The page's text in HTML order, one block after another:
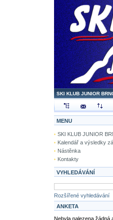
SKI KLUB JUNIOR
MENU
SKI KLUB JUNIOR
Kalendář a výsledky
Nástěnka
Kontakty
VYHLEDÁVÁNÍ
Rozšířené vyhledávání
ANKETA
Nebyla nalezena žádná